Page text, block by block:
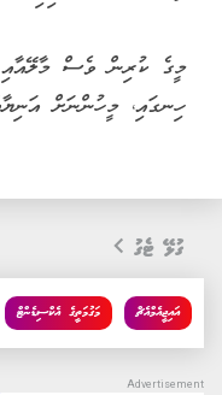
މީގެ ކުރިން ވެސް
ހިނގައި، މީހުންނަށް
ގުޅޭ ޓެގު
މަގުމަތީގެ އެކްސިޑެންޓް އައިޖީއެމްއެޗް